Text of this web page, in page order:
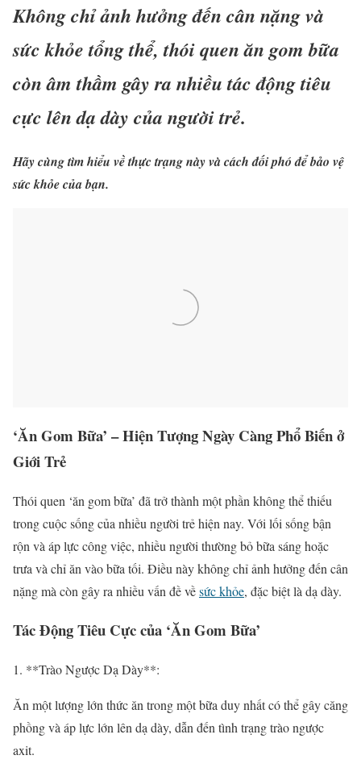
Không chỉ ảnh hưởng đến cân nặng và
sức khỏe tổng thể, thói quen ăn gom bữa
còn âm thầm gây ra nhiều tác động tiêu
cực lên dạ dày của người trẻ.
Hãy cùng tìm hiểu về thực trạng này và cách đối phó để bảo vệ
sức khỏe của bạn.
‘Ăn Gom Bữa’ – Hiện Tượng Ngày Càng Phổ Biến ở
Giới Trẻ
Thói quen ‘ăn gom bữa’ đã trở thành một phần không thể thiếu
trong cuộc sống của nhiều người trẻ hiện nay. Với lối sống bận
rộn và áp lực công việc, nhiều người thường bỏ bữa sáng hoặc
trưa và chỉ ăn vào bữa tối. Điều này không chỉ ảnh hưởng đến cân
nặng mà còn gây ra nhiều vấn đề vềsức khỏe, đặc biệt là dạ dày.
Tác Động Tiêu Cực của ‘Ăn Gom Bữa’
1. **Trào Ngược Dạ Dày**:
Ăn một lượng lớn thức ăn trong một bữa duy nhất có thể gây căng
phồng và áp lực lớn lên dạ dày, dẫn đến tình trạng trào ngược
axit.